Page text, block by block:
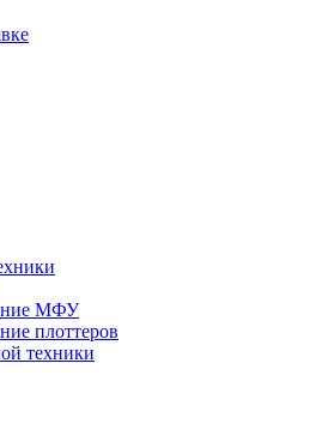
МФУ
плоттеров
техники